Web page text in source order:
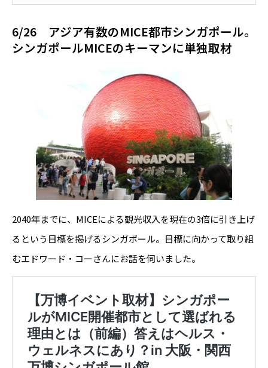
6/26 アジア有数のMICE都市シンガポール。
シンガポールMICEのキーマンに単独取材
2040年までに、MICEによる観光収入を現在の3倍に引き上げ
るという目標を掲げるシンガポール。目標に向かって取り組
むエドワード・コーさんにお話を伺いました。